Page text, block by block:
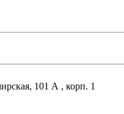
101 А , корп. 1